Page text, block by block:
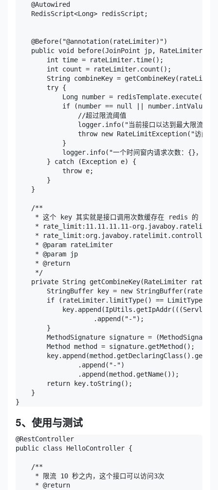
    @Autowired
    RedisScript<Long> redisScript;
    @Before("@annotation(rateLimiter)")
public void before(JoinPoint jp, RateLimiter
        int time = rateLimiter.time();
        int count = rateLimiter.count();
String combineKey =
        try {
Long number =
if (number == null || number.intValue()
                //超过限流阈值
logger.info("当前接口以达到最大限流次
throw new RateLimitException("访问过
            }
logger.info("一个时间窗内请求次数：{}，当
        } catch (Exception e) {
            throw e;
        }
    }
    /**
     * 这个 key 其实就是接口调用次数缓存在 redis 的 key
* rate_limit:11.11.11.11-
*
     * @param rateLimiter
     * @param jp
     * @return
     */
private String getCombineKey(RateLimiter
StringBuffer key = new
if (rateLimiter.limitType() ==
                    .append("-");
        }
MethodSignature signature =
        Method method = signature.getMethod();
                .append("-")
                .append(method.getName());
        return key.toString();
    }
}
5、使用与测试
@RestController
public class HelloController {
    /**
     * 限流 10 秒之内，这个接口可以访问3次
     * @return